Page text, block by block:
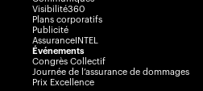
Visibilité360
Plans corporatifs
Publicité
AssuranceINTEL
Événements
Congrès Collectif
Journée de l’assurance de dommages
Prix Excellence